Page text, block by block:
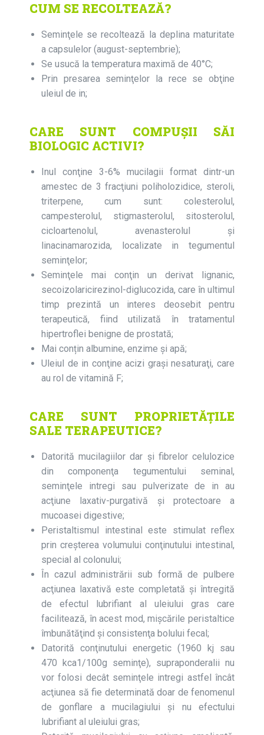
CUM SE RECOLTEAZĂ?
Seminţele se recoltează la deplina maturitate
a capsulelor (august-septembrie);
Se usucă la temperatura maximă de 40°C;
Prin presarea seminţelor la rece se obţine
uleiul de in;
CARE SUNT COMPUȘII SĂI
BIOLOGIC ACTIVI?
Inul conţine 3-6% mucilagii format dintr-un
amestec de 3 fracţiuni poliholozidice, steroli,
triterpene, cum sunt: colesterolul,
campesterolul, stigmasterolul, sitosterolul,
cicloartenolul, avenasterolul şi
linacinamarozida, localizate in tegumentul
seminţelor;
Seminţele mai conţin un derivat lignanic,
secoizolaricirezinol-diglucozida, care în ultimul
timp prezintă un interes deosebit pentru
terapeutică, fiind utilizată în tratamentul
hipertroflei benigne de prostată;
Mai conțin albumine, enzime şi apă;
Uleiul de in conţine acizi graşi nesaturaţi, care
au rol de vitamină F;
CARE SUNT PROPRIETĂȚILE
SALE TERAPEUTICE?
Datorită mucilagiilor dar şi fibrelor celulozice
din componenţa tegumentului seminal,
seminţele intregi sau pulverizate de in au
acţiune laxativ-purgativă şi protectoare a
mucoasei digestive;
Peristaltismul intestinal este stimulat reflex
prin creşterea volumului conţinutului intestinal,
special al colonului;
În cazul administrării sub formă de pulbere
acţiunea laxativă este completată şi întregită
de efectul lubrifiant al uleiului gras care
facilitează, în acest mod, mişcările peristaltice
îmbunătăţind şi consistenţa bolului fecal;
Datorită conţinutului energetic (1960 kj sau
470 kca1/100g seminţe), supraponderalii nu
vor folosi decât seminţele intregi astfel încât
acţiunea să fie determinată doar de fenomenul
de gonflare a mucilagiului şi nu efectului
lubrifiant al uleiului gras;